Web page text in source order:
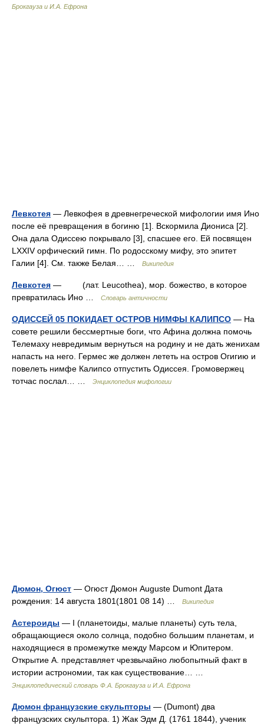
Брокгауза и И.А. Ефрона
Левкотея — Левкофея в древнегреческой мифологии имя Ино
после её превращения в богиню [1]. Вскормила Диониса [2].
Она дала Одиссею покрывало [3], спасшее его. Ей посвящен
LXXIV орфический гимн. По родосскому мифу, это эпитет
Галии [4]. См. также Белая… …
Википедия
Левкотея — (лат. Leucothea), мор. божество, в которое
превратилась Ино …
Словарь античности
ОДИССЕЙ 05 ПОКИДАЕТ ОСТРОВ НИМФЫ КАЛИПСО — На
совете решили бессмертные боги, что Афина должна помочь
Телемаху невредимым вернуться на родину и не дать женихам
напасть на него. Гермес же должен лететь на остров Огигию и
повелеть нимфе Калипсо отпустить Одиссея. Громовержец
тотчас послал… …
Энциклопедия мифологии
Дюмон, Огюст — Огюст Дюмон Auguste Dumont Дата
рождения: 14 августа 1801(1801 08 14) …
Википедия
Астероиды — I (планетоиды, малые планеты) суть тела,
обращающиеся около солнца, подобно большим планетам, и
находящиеся в промежутке между Марсом и Юпитером.
Открытие А. представляет чрезвычайно любопытный факт в
истории астрономии, так как существование… …
Энциклопедический словарь Ф.А. Брокгауза и И.А. Ефрона
Дюмон французские скульпторы — (Dumont) два
французских скульптора. 1) Жак Эдм Д. (1761 1844), ученик